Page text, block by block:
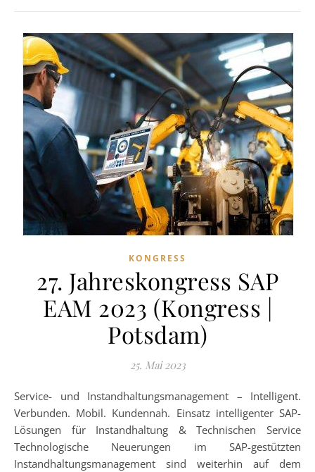
KONGRESS
27. Jahreskongress SAP
EAM 2023 (Kongress |
Potsdam)
25. Mai 2023
Service- und Instandhaltungsmanagement – Intelligent.
Verbunden. Mobil. Kundennah. Einsatz intelligenter SAP-
Lösungen für Instandhaltung & Technischen Service
Technologische Neuerungen im SAP-gestützten
Instandhaltungsmanagement sind weiterhin auf dem